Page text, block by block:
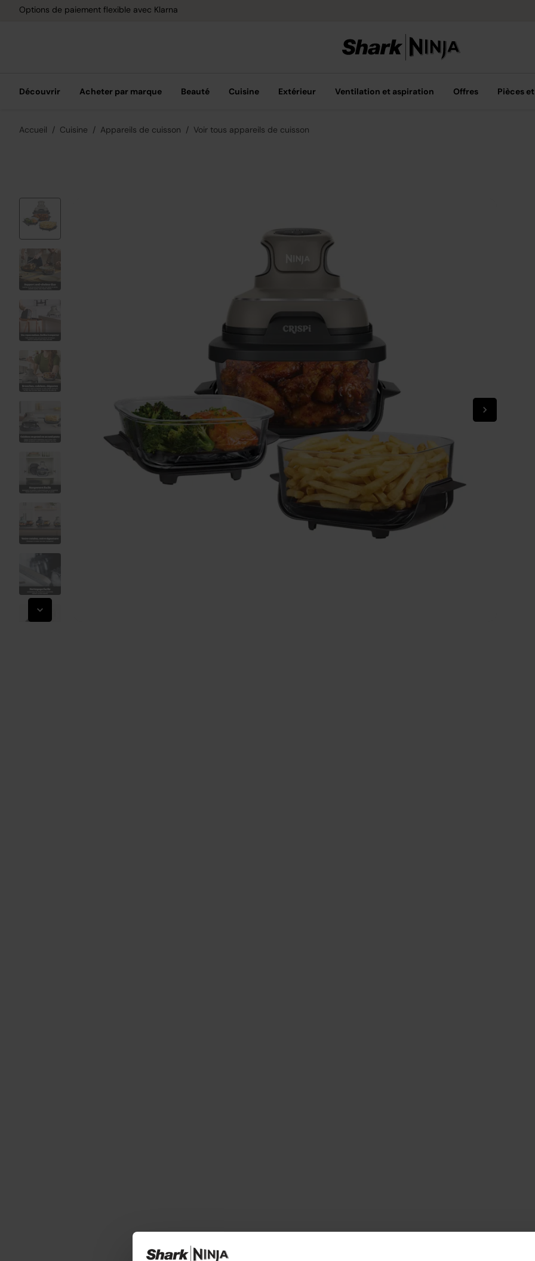
Livraison gratuite dès 40 € d'achat Retours
Découvrir Acheter par marque Beauté Cuisine Extérieur Ventilation et aspiration Offres Pièces
Accueil Cuisine Appareils de cuisson Voir tous appareils de cuisson